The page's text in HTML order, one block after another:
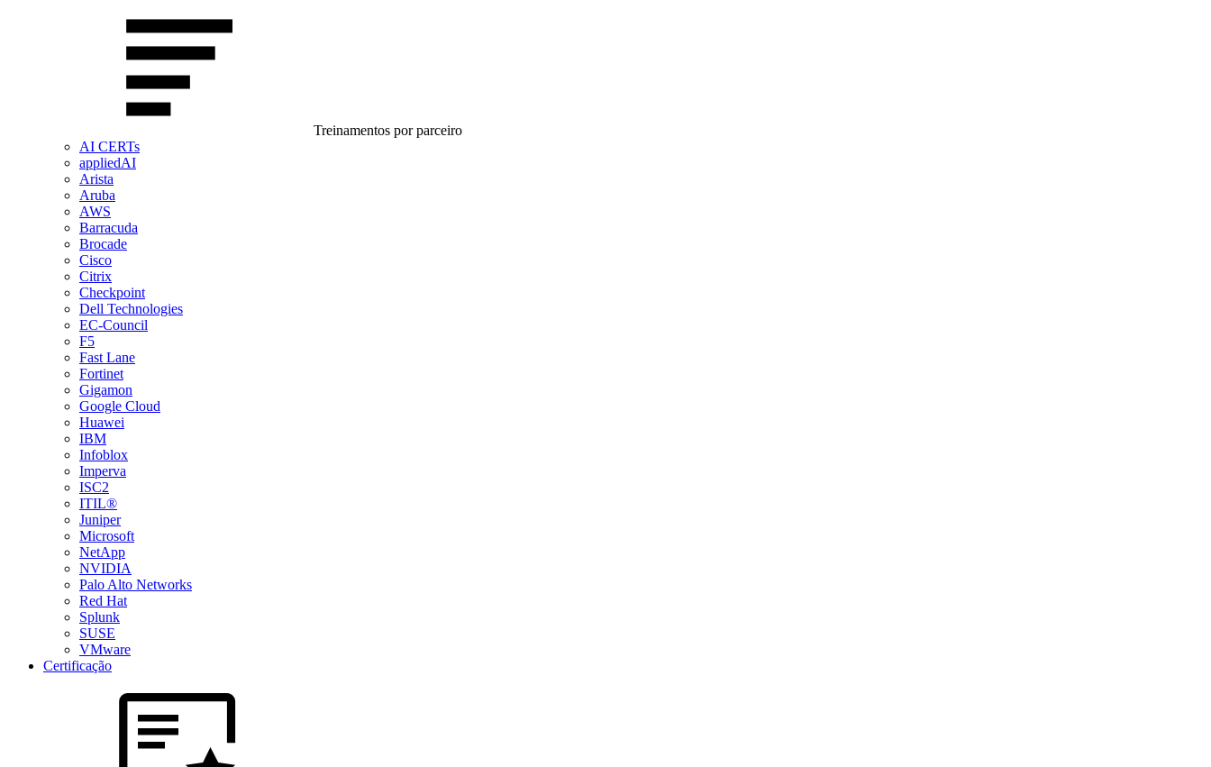
Treinamentos por parceiro
AI CERTs
appliedAI
Arista
Aruba
AWS
Barracuda
Brocade
Cisco
Citrix
Checkpoint
Dell Technologies
EC-Council
F5
Fast Lane
Fortinet
Gigamon
Google Cloud
Huawei
IBM
Infoblox
Imperva
ISC2
ITIL®
Juniper
Microsoft
NetApp
NVIDIA
Palo Alto Networks
Red Hat
Splunk
SUSE
VMware
Certificação